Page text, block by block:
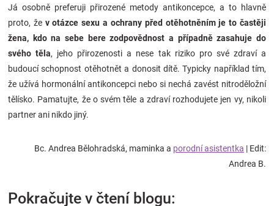
Já osobně preferuji přirozené metody antikoncepce, a to hlavně
proto, žev otázce sexu a ochrany před otěhotněním je to častěji
žena, kdo na sebe bere zodpovědnost a případně zasahuje do
svého těla, jeho přirozenosti a nese tak riziko pro své zdraví a
budoucí schopnost otěhotnět a donosit dítě. Typicky například tím,
že užívá hormonální antikoncepci nebo si nechá zavést nitroděložní
tělísko. Pamatujte, že o svém těle a zdraví rozhodujete jen vy, nikoli
partner ani nikdo jiný.
Bc. Andrea Bělohradská, maminka a porodní asistentka | Edit:
Andrea B.
Pokračujte v čtení blogu: